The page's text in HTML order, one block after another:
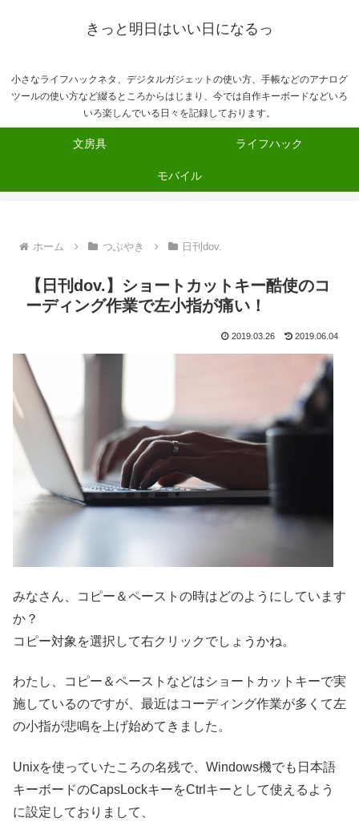
きっと明日はいい日になるっ
小さなライフハックネタ、デジタルガジェットの使い方、手帳などのアナログ
ツールの使い方など綴るところからはじまり、今では自作キーボードなどいろ
いろ楽しんでいる日々を記録しております。
文房具 ライフハック
モバイル
ホーム つぶやき 日刊dov.
【日刊dov.】ショートカットキー酷使のコ
ーディング作業で左小指が痛い！
2019.03.26 2019.06.04
みなさん、コピー＆ペーストの時はどのようにしています
か？
コピー対象を選択して右クリックでしょうかね。
わたし、コピー＆ペーストなどはショートカットキーで実
施しているのですが、最近はコーディング作業が多くて左
の小指が悲鳴を上げ始めてきました。
Unixを使っていたころの名残で、Windows機でも日本語
キーボードのCapsLockキーをCtrlキーとして使えるよう
に設定しておりまして、